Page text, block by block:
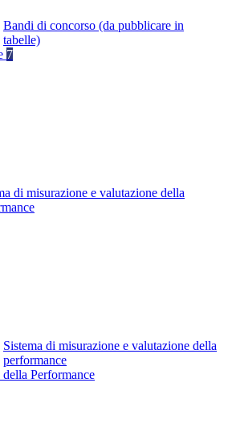
Bandi di concorso (da pubblicare in
tabelle)
7
di misurazione e valutazione della
Sistema di misurazione e valutazione della
performance
della Performance